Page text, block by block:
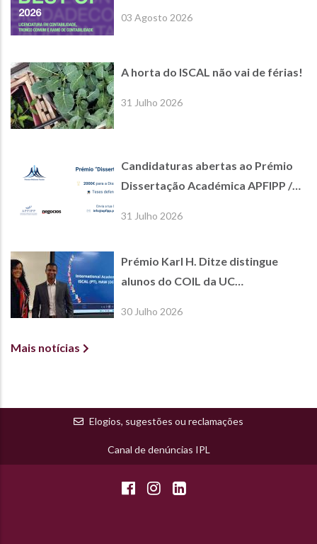
03 Agosto 2026
A horta do ISCAL não vai de férias!
31 Julho 2026
Candidaturas abertas ao Prémio
Dissertação Académica APFIPP /
31 Julho 2026
Prémio Karl H. Ditze distingue
alunos do COIL da UC
30 Julho 2026
Mais notícias
Elogios, sugestões ou reclamações
Canal de denúncias IPL